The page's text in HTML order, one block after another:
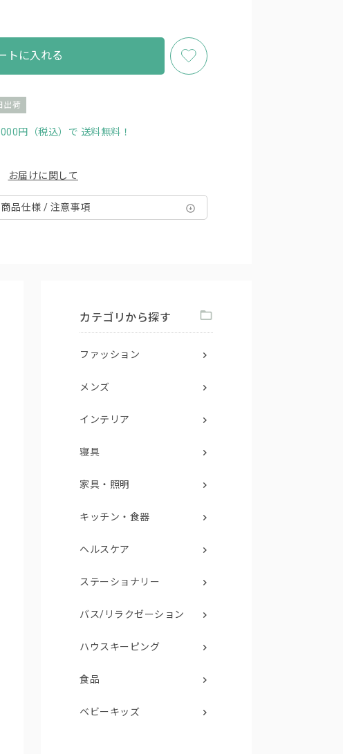
トに入れる
出荷
円（税込）で 送料無料！
お届けに関して
商品仕様 / 注意事項
カテゴリから探す
ファッション
メンズ
インテリア
寝具
家具・照明
キッチン・食器
ヘルスケア
ステーショナリー
バス/リラクゼーション
ハウスキーピング
食品
ベビーキッズ